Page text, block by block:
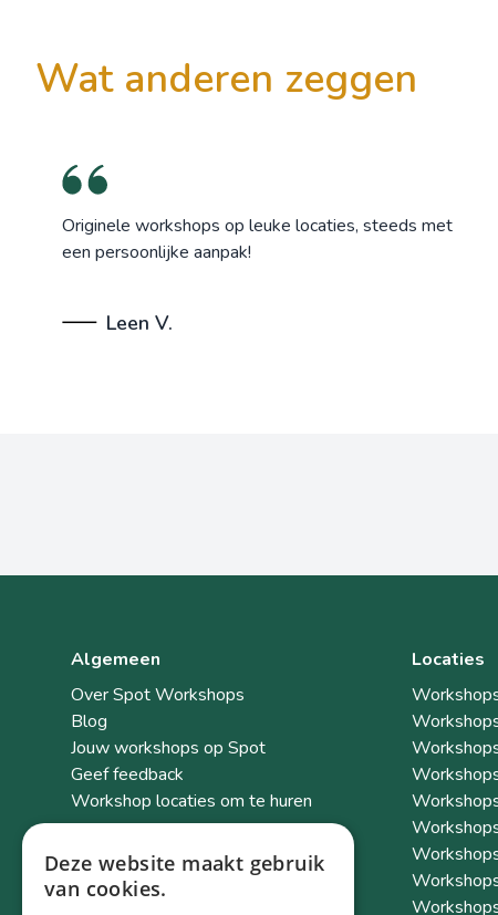
wat anderen zeggen
Originele workshops op leuke locaties, steeds met
een persoonlijke aanpak!
Leen V.
Algemeen
Over Spot Workshops
Blog
Jouw workshops op Spot
Geef feedback
Workshop locaties om te huren
Locaties
Deze website maakt gebruik
van cookies.